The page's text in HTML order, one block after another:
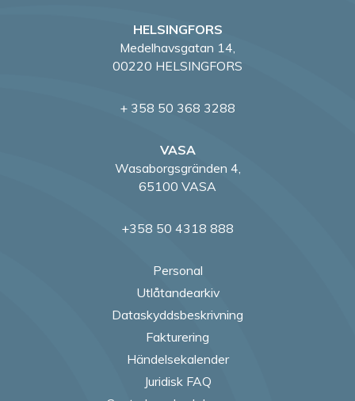
HELSINGFORS
Medelhavsgatan 14,
00220 HELSINGFORS
+ 358 50 368 3288
VASA
Wasaborgsgränden 4,
65100 VASA
+358 50 4318 888
Personal
Utlåtandearkiv
Dataskyddsbeskrivning
Fakturering
Händelsekalender
Juridisk FAQ